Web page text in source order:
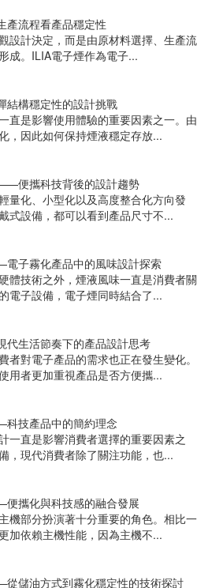
流程看產品穩定性
定，而是由原材料選擇、生產流
。ILIA電子煙作為電子...
構穩定性的設計挑戰
直是影響使用體驗的重要因素之一。由
，因此如何保持煙液穩定存放...
便攜科技背後的設計趨勢
量化、小型化以及高度整合化方向發
式設備，都可以看到產品尺寸不...
子霧化產品中的風味設計探索
技術之外，煙液風味一直是消費者關
子設備，電子煙同時結合了...
生活節奏下的產品設計思考
對電子產品的需求也正在發生變化。
用者更加重視產品是否方便攜...
技產品中的簡約理念
一直是影響消費者選擇的重要因素之
，現代消費者除了關注功能，也...
攜化與科技感的融合發展
機部分扮演著十分重要的角色。相比一
更加依賴主機性能，因為主機不...
儲油方式到霧化穩定性的技術探討